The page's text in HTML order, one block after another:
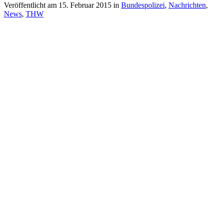
Veröffentlicht am 15. Februar 2015 in Bundespolizei, Nachrichten,
News, THW